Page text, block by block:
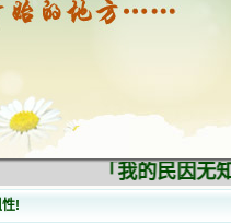
「我的民因无
!